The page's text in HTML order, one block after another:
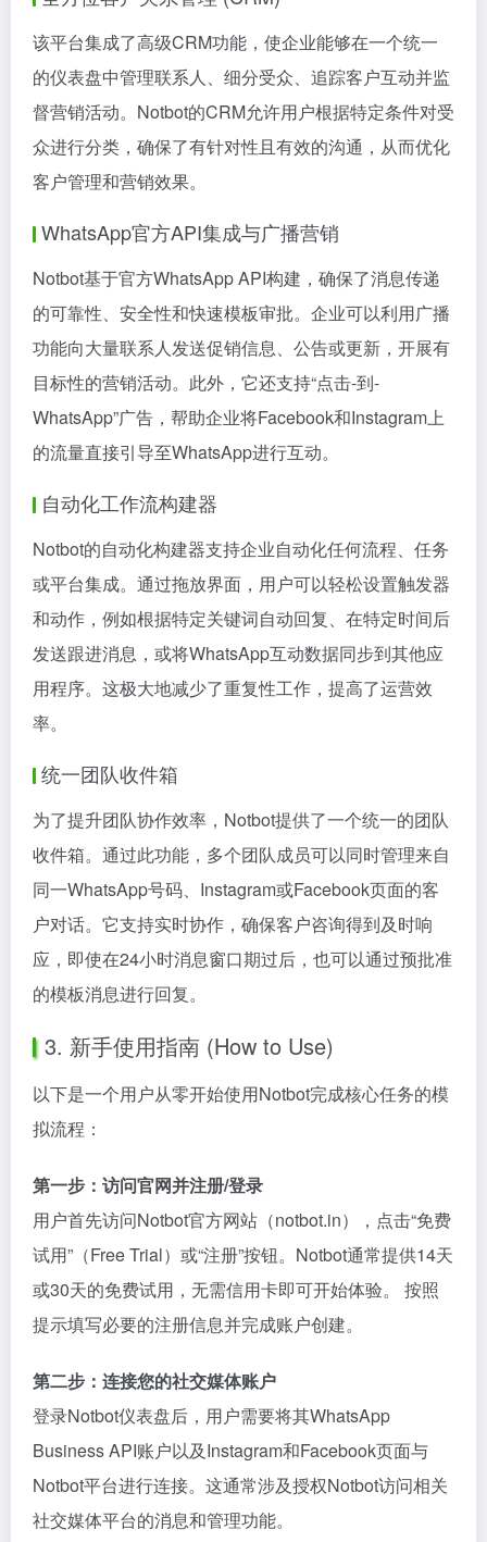
该平台集成了高级CRM功能，使企业能够在一个统一
的仪表盘中管理联系人、细分受众、追踪客户互动并监
督营销活动。Notbot的CRM允许用户根据特定条件对受
众进行分类，确保了有针对性且有效的沟通，从而优化
客户管理和营销效果。
WhatsApp官方API集成与广播营销
Notbot基于官方WhatsApp API构建，确保了消息传递
的可靠性、安全性和快速模板审批。企业可以利用广播
功能向大量联系人发送促销信息、公告或更新，开展有
目标性的营销活动。此外，它还支持“点击-到-
WhatsApp”广告，帮助企业将Facebook和Instagram上
的流量直接引导至WhatsApp进行互动。
自动化工作流构建器
Notbot的自动化构建器支持企业自动化任何流程、任务
或平台集成。通过拖放界面，用户可以轻松设置触发器
和动作，例如根据特定关键词自动回复、在特定时间后
发送跟进消息，或将WhatsApp互动数据同步到其他应
用程序。这极大地减少了重复性工作，提高了运营效
率。
统一团队收件箱
为了提升团队协作效率，Notbot提供了一个统一的团队
收件箱。通过此功能，多个团队成员可以同时管理来自
同一WhatsApp号码、Instagram或Facebook页面的客
户对话。它支持实时协作，确保客户咨询得到及时响
应，即使在24小时消息窗口期过后，也可以通过预批准
的模板消息进行回复。
3. 新手使用指南 (How to Use)
以下是一个用户从零开始使用Notbot完成核心任务的模
拟流程：
第一步：访问官网并注册/登录
用户首先访问Notbot官方网站（notbot.in），点击“免费
试用”（Free Trial）或“注册”按钮。Notbot通常提供14天
或30天的免费试用，无需信用卡即可开始体验。 按照
提示填写必要的注册信息并完成账户创建。
第二步：连接您的社交媒体账户
登录Notbot仪表盘后，用户需要将其WhatsApp
Business API账户以及Instagram和Facebook页面与
Notbot平台进行连接。这通常涉及授权Notbot访问相关
社交媒体平台的消息和管理功能。